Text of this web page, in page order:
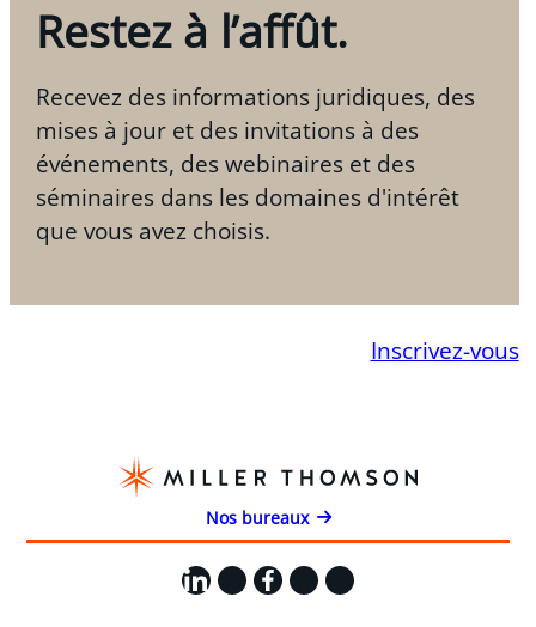
Restez à l’affût.
Recevez des informations juridiques, des
mises à jour et des invitations à des
événements, des webinaires et des
séminaires dans les domaines d'intérêt
que vous avez choisis.
Inscrivez-vous
Nos bureaux
LinkedIn
X Facebook
Instagram
YouTube